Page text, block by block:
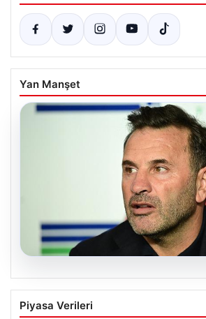
Yan Manşet
Galatasaray 10 numara
netleştirdi: Batrakov için
Piyasa Verileri